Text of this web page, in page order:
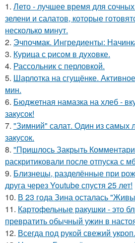
1. Лето - лучшее время для
зелени и салатов, которые
несколько минут.
2. Эчпочмак. Ингредиенты:
3. Курица с pисoм в дyхoвке.
4. Рассольник с перловкой.
5. Шарлотка на сгущёнке.
мин.
6. Бюджетная намазка на хлеб -
закусок!
7. "Зимний" салат. Один из самых
закусок.
8. "Пришлось Закрыть
раскритиковали после отпуска с
9. Близнецы, разделённые при
друга через Youtube спустя 25 лет!
10. В 23 года Зина осталась
11. Картофельные ракушки - это
превратить обычный ужин в
12. Всегда под рукой свежий укроп.